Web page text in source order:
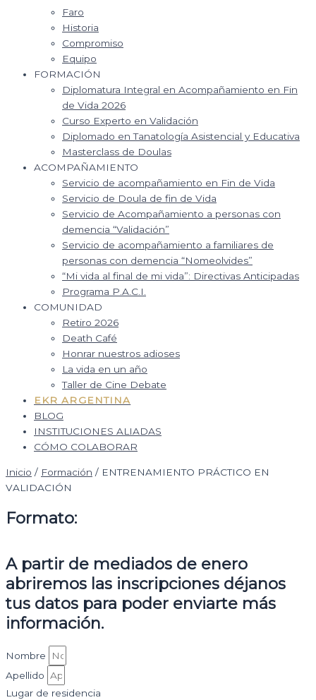
Faro
Historia
Compromiso
Equipo
FORMACIÓN
Diplomatura Integral en Acompañamiento en Fin
de Vida 2026
Curso Experto en Validación
Diplomado en Tanatología Asistencial y Educativa
Masterclass de Doulas
ACOMPAÑAMIENTO
Servicio de acompañamiento en Fin de Vida
Servicio de Doula de fin de Vida
Servicio de Acompañamiento a personas con
demencia “Validación”
Servicio de acompañamiento a familiares de
personas con demencia “Nomeolvides”
“Mi vida al final de mi vida”: Directivas Anticipadas
Programa P.A.C.I.
COMUNIDAD
Retiro 2026
Death Café
Honrar nuestros adioses
La vida en un año
Taller de Cine Debate
EKR ARGENTINA
BLOG
INSTITUCIONES ALIADAS
CÓMO COLABORAR
Inicio / Formación / ENTRENAMIENTO PRÁCTICO EN
VALIDACIÓN
Formato:
A partir de mediados de enero
abriremos las inscripciones déjanos
tus datos para poder enviarte más
información.
Nombre
Apellido
Lugar de residencia